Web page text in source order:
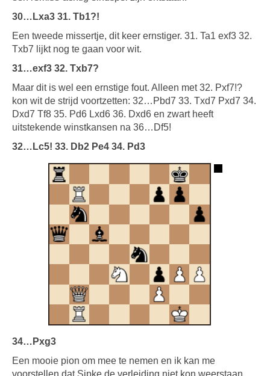
30…Lxa3 31. Tb1?!
Een tweede missertje, dit keer ernstiger. 31. Ta1 exf3 32.
Txb7 lijkt nog te gaan voor wit.
31…exf3 32. Txb7?
Maar dit is wel een ernstige fout. Alleen met 32. Pxf7!?
kon wit de strijd voortzetten: 32…Pbd7 33. Txd7 Pxd7 34.
Dxd7 Tf8 35. Pd6 Lxd6 36. Dxd6 en zwart heeft
uitstekende winstkansen na 36…Df5!
32…Lc5! 33. Db2 Pe4 34. Pd3
34…Pxg3
Een mooie pion om mee te nemen en ik kan me
voorstellen dat Sipke de verleiding niet kon weerstaan.